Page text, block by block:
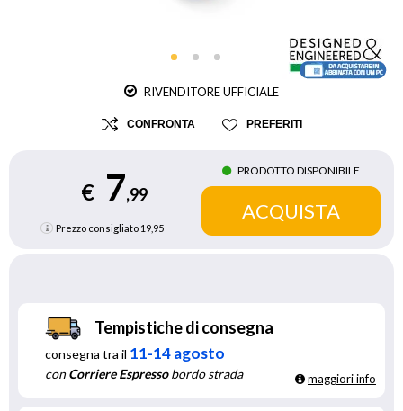
RIVENDITORE UFFICIALE
CONFRONTA PREFERITI
€ 7,99
Prezzo consigliato 19,95
PRODOTTO DISPONIBILE
Tempistiche di consegna
consegna tra il 11-14 agosto
conCorriere Espressobordo strada maggiori info